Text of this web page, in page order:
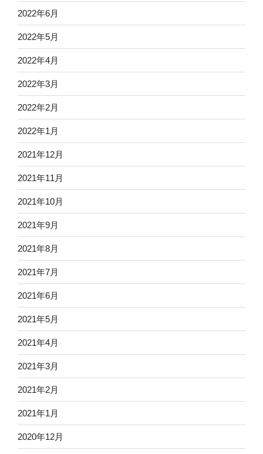
2022年6月
2022年5月
2022年4月
2022年3月
2022年2月
2022年1月
2021年12月
2021年11月
2021年10月
2021年9月
2021年8月
2021年7月
2021年6月
2021年5月
2021年4月
2021年3月
2021年2月
2021年1月
2020年12月